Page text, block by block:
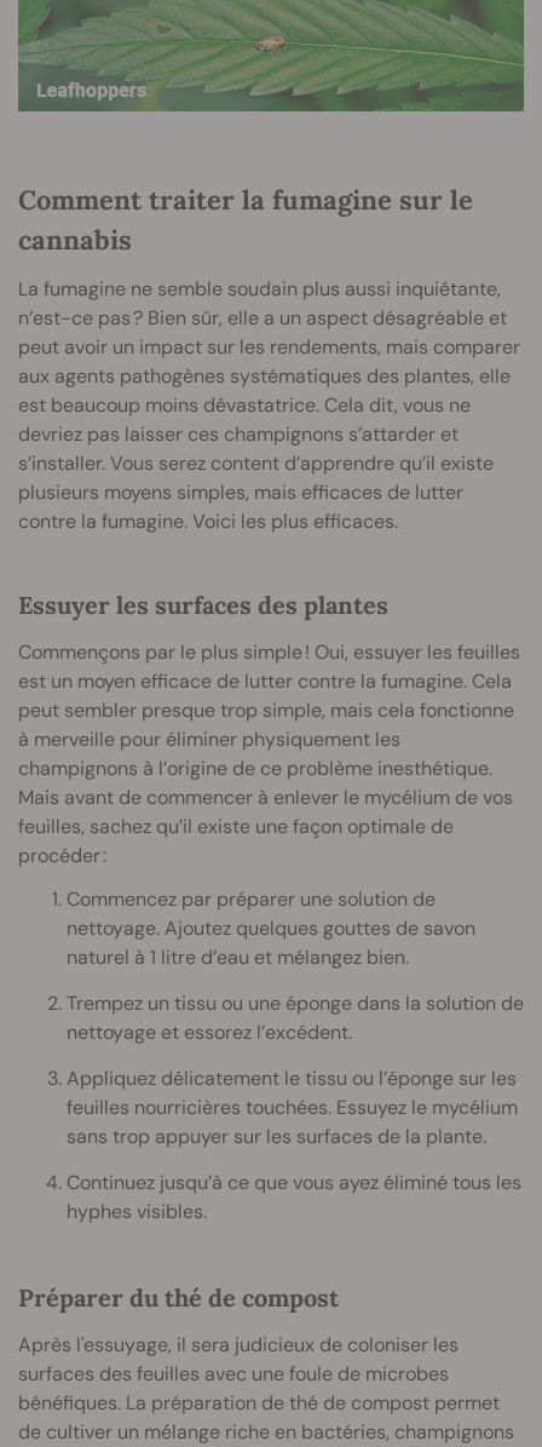
Comment traiter la fumagine sur le
cannabis
La fumagine ne semble soudain plus aussi inquiétante,
n’est-ce pas ? Bien sûr, elle a un aspect désagréable et
peut avoir un impact sur les rendements, mais comparer
aux agents pathogènes systématiques des plantes, elle
est beaucoup moins dévastatrice. Cela dit, vous ne
devriez pas laisser ces champignons s’attarder et
s’installer. Vous serez content d’apprendre qu’il existe
plusieurs moyens simples, mais efficaces de lutter
contre la fumagine. Voici les plus efficaces.
Essuyer les surfaces des plantes
Commençons par le plus simple ! Oui, essuyer les feuilles
est un moyen efficace de lutter contre la fumagine. Cela
peut sembler presque trop simple, mais cela fonctionne
à merveille pour éliminer physiquement les
champignons à l’origine de ce problème inesthétique.
Mais avant de commencer à enlever le mycélium de vos
feuilles, sachez qu’il existe une façon optimale de
procéder :
Commencez par préparer une solution de
nettoyage. Ajoutez quelques gouttes de savon
naturel à 1 litre d’eau et mélangez bien.
Trempez un tissu ou une éponge dans la solution de
nettoyage et essorez l’excédent.
Appliquez délicatement le tissu ou l’éponge sur les
feuilles nourricières touchées. Essuyez le mycélium
sans trop appuyer sur les surfaces de la plante.
Continuez jusqu’à ce que vous ayez éliminé tous les
hyphes visibles.
Préparer du thé de compost
Après l'essuyage, il sera judicieux de coloniser les
surfaces des feuilles avec une foule de microbes
bénéfiques. La préparation de thé de compost permet
de cultiver un mélange riche en bactéries, champignons